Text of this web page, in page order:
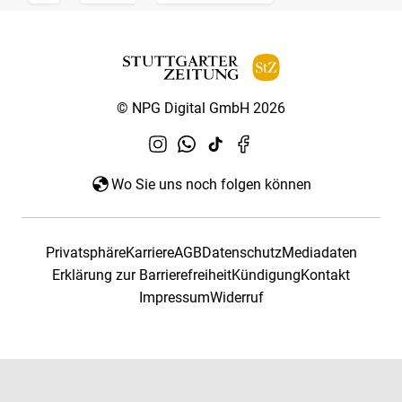
© NPG Digital GmbH 2026
Wo Sie uns noch folgen können
PrivatsphäreKarriereAGBDatenschutzMediadaten
Erklärung zur BarrierefreiheitKündigungKontakt
ImpressumWiderruf